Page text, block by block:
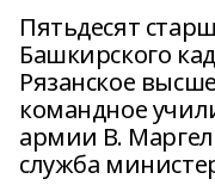
Пятьдесят
Башкирского
Рязанское
командное
армии В.
служба